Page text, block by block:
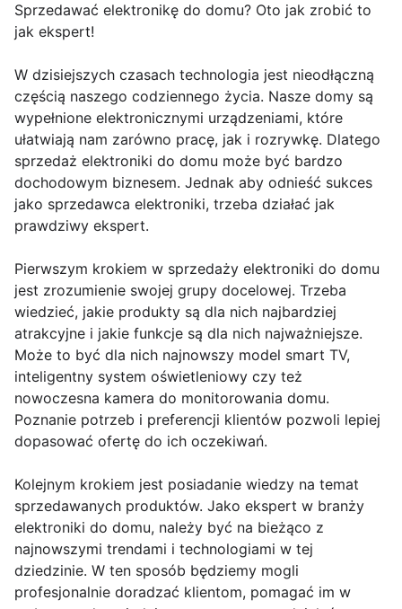
Sprzedawać elektronikę do domu? Oto jak zrobić to
jak ekspert!
W dzisiejszych czasach technologia jest nieodłączną
częścią naszego codziennego życia. Nasze domy są
wypełnione elektronicznymi urządzeniami, które
ułatwiają nam zarówno pracę, jak i rozrywkę. Dlatego
sprzedaż elektroniki do domu może być bardzo
dochodowym biznesem. Jednak aby odnieść sukces
jako sprzedawca elektroniki, trzeba działać jak
prawdziwy ekspert.
Pierwszym krokiem w sprzedaży elektroniki do domu
jest zrozumienie swojej grupy docelowej. Trzeba
wiedzieć, jakie produkty są dla nich najbardziej
atrakcyjne i jakie funkcje są dla nich najważniejsze.
Może to być dla nich najnowszy model smart TV,
inteligentny system oświetleniowy czy też
nowoczesna kamera do monitorowania domu.
Poznanie potrzeb i preferencji klientów pozwoli lepiej
dopasować ofertę do ich oczekiwań.
Kolejnym krokiem jest posiadanie wiedzy na temat
sprzedawanych produktów. Jako ekspert w branży
elektroniki do domu, należy być na bieżąco z
najnowszymi trendami i technologiami w tej
dziedzinie. W ten sposób będziemy mogli
profesjonalnie doradzać klientom, pomagać im w